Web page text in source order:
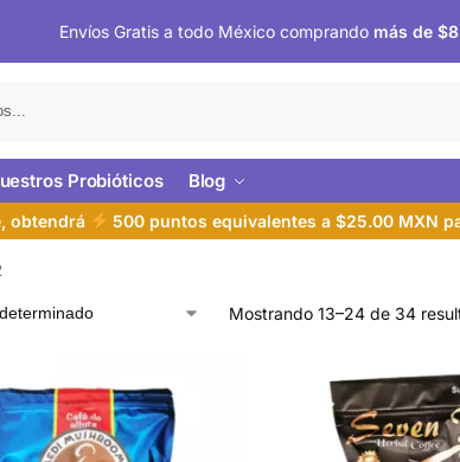
Envíos Gratis a todo México comprando más de
Probióticos Blog
obtendrá 500 puntos equivalentes a $25.00 MXN
Mostrando 13–24 de 34